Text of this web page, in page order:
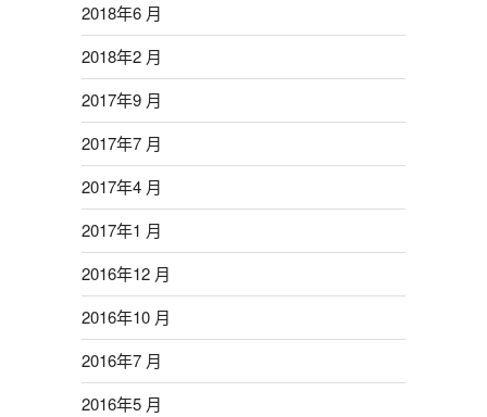
2018年6 月
2018年2 月
2017年9 月
2017年7 月
2017年4 月
2017年1 月
2016年12 月
2016年10 月
2016年7 月
2016年5 月